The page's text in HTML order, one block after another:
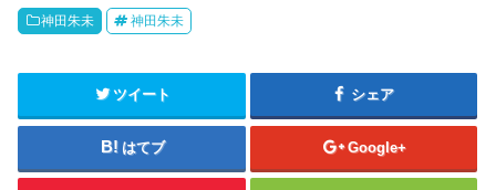
神田朱未 神田朱未
ツイート シェア
はてブ Google+